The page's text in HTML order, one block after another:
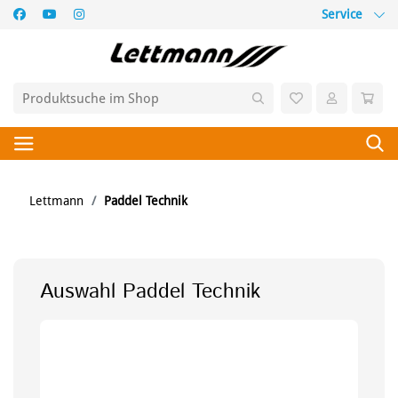
Service
Lettmann Paddel Technik
Auswahl Paddel Technik